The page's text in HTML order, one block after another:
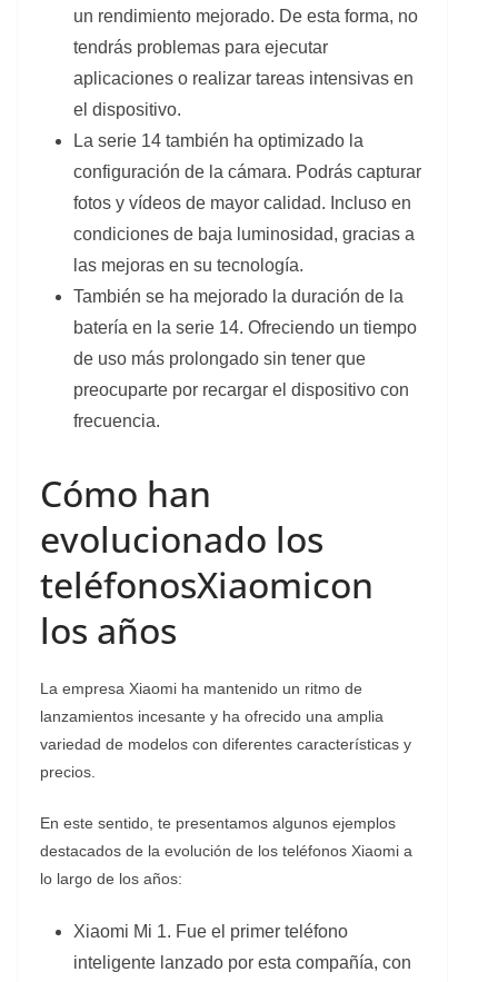
un rendimiento mejorado. De esta forma, no
tendrás problemas para ejecutar
aplicaciones o realizar tareas intensivas en
el dispositivo.
La serie 14 también ha optimizado la
configuración de la cámara. Podrás capturar
fotos y vídeos de mayor calidad. Incluso en
condiciones de baja luminosidad, gracias a
las mejoras en su tecnología.
También se ha mejorado la duración de la
batería en la serie 14. Ofreciendo un tiempo
de uso más prolongado sin tener que
preocuparte por recargar el dispositivo con
frecuencia.
Cómo han
evolucionado los
teléfonosXiaomicon
los años
La empresa Xiaomi ha mantenido un ritmo de
lanzamientos incesante y ha ofrecido una amplia
variedad de modelos con diferentes características y
precios.
En este sentido, te presentamos algunos ejemplos
destacados de la evolución de los teléfonos Xiaomi a
lo largo de los años:
Xiaomi Mi 1. Fue el primer teléfono
inteligente lanzado por esta compañía, con